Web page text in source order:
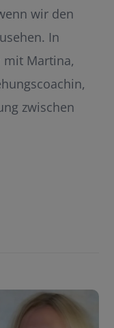
wir den
In
mit Martina,
zwischen